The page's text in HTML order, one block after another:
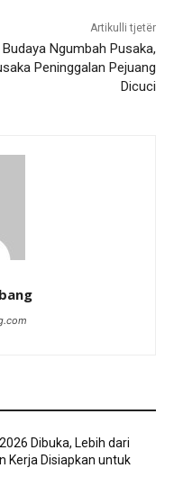
Artikulli tjetër
Budaya Ngumbah Pusaka,
Peninggalan Pejuang
Dicuci
Dibuka, Lebih dari
Kerja Disiapkan untuk